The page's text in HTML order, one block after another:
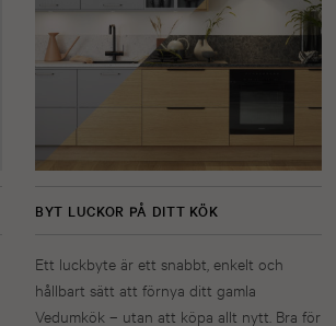
BYT LUCKOR PÅ DITT KÖK
Ett luckbyte är ett snabbt, enkelt och
hållbart sätt att förnya ditt gamla
Vedumkök – utan att köpa allt nytt. Bra för